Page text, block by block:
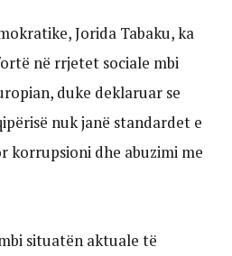
Jorida Tabaku, ka
në rrjetet sociale mbi
duke deklaruar se
nuk janë standardet e
korrupsioni dhe abuzimi me
situatën aktuale të